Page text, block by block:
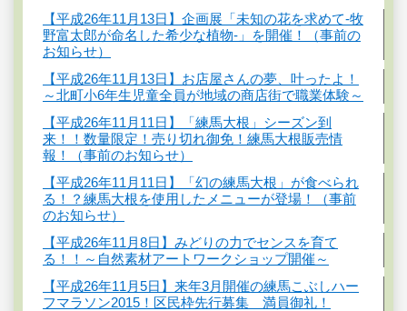
【平成26年11月13日】企画展「未知の花を求めて-牧
野富太郎が命名した希少な植物-」を開催！（事前の
お知らせ）
【平成26年11月13日】お店屋さんの夢、叶ったよ！
～北町小6年生児童全員が地域の商店街で職業体験～
【平成26年11月11日】「練馬大根」シーズン到
来！！数量限定！売り切れ御免！練馬大根販売情
報！（事前のお知らせ）
【平成26年11月11日】「幻の練馬大根」が食べられ
る！？練馬大根を使用したメニューが登場！（事前
のお知らせ）
【平成26年11月8日】みどりの力でセンスを育て
る！！～自然素材アートワークショップ開催～
【平成26年11月5日】来年3月開催の練馬こぶしハー
フマラソン2015！区民枠先行募集 満員御礼！